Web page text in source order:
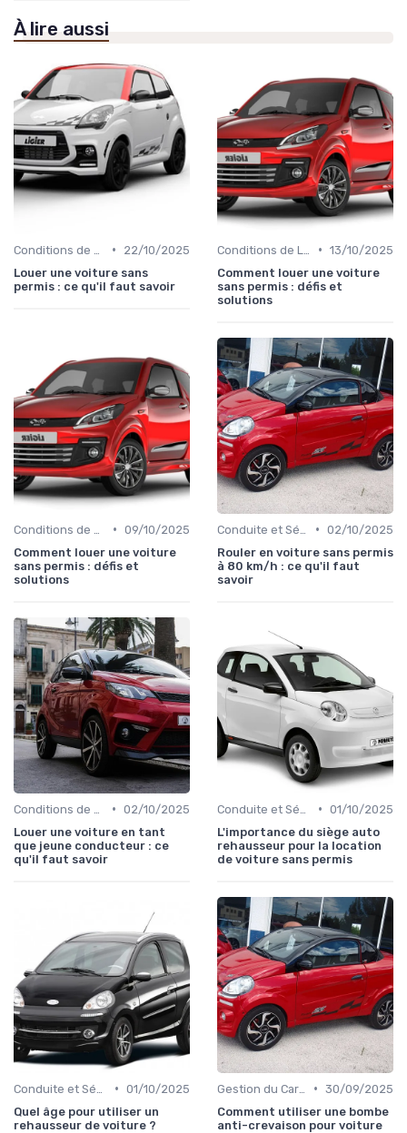
À lire aussi
•
22/10/2025
Louer une voiture sans
permis : ce qu'il faut savoir
• 13/10/2025
Comment louer une voiture
sans permis : défis et
solutions
• 09/10/2025
Comment louer une voiture
sans permis : défis et
solutions
• 02/10/2025
Rouler en voiture sans permis
à 80 km/h : ce qu'il faut
savoir
• 02/10/2025
Louer une voiture en tant
que jeune conducteur : ce
qu'il faut savoir
• 01/10/2025
L'importance du siège auto
rehausseur pour la location
de voiture sans permis
• 01/10/2025
Quel âge pour utiliser un
rehausseur de voiture ?
• 30/09/2025
Comment utiliser une bombe
anti-crevaison pour voiture